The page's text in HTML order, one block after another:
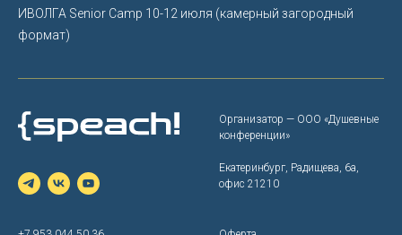
ИВОЛГА Senior Camp 10-12 июля (камерный загородный
формат)
Организатор — ООО «‎Душевные
конференции»
Екатеринбург, Радищева, 6а,
офис 21210